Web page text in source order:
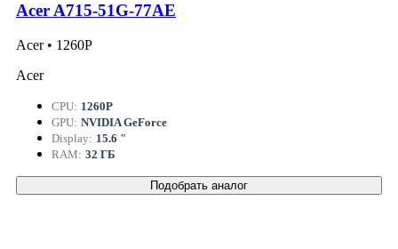
Acer A715-51G-77AE
Acer • 1260P
Acer
CPU: 1260P
GPU: NVIDIA GeForce
Display: 15.6 "
RAM: 32 ГБ
Подобрать аналог